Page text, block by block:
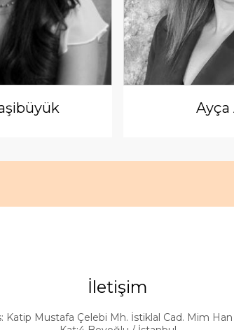
Ayça
İletişim
Katip Mustafa Çelebi Mh. İstiklal Cad. Mim Han